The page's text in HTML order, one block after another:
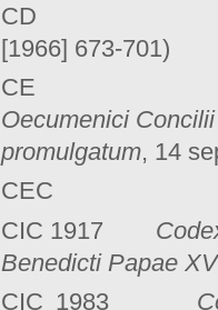
CD
[1966] 673-701)
Oecumenici
promulgatum, 14
CIC 1917
Benedicti Papae
CIC 1983